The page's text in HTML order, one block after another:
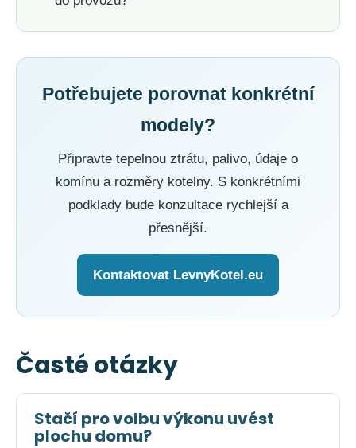
Potřebujete porovnat konkrétní
modely?
Připravte tepelnou ztrátu, palivo, údaje o
komínu a rozměry kotelny. S konkrétními
podklady bude konzultace rychlejší a
přesnější.
Kontaktovat LevnyKotel.eu
Časté otázky
Stačí pro volbu výkonu uvést
plochu domu?